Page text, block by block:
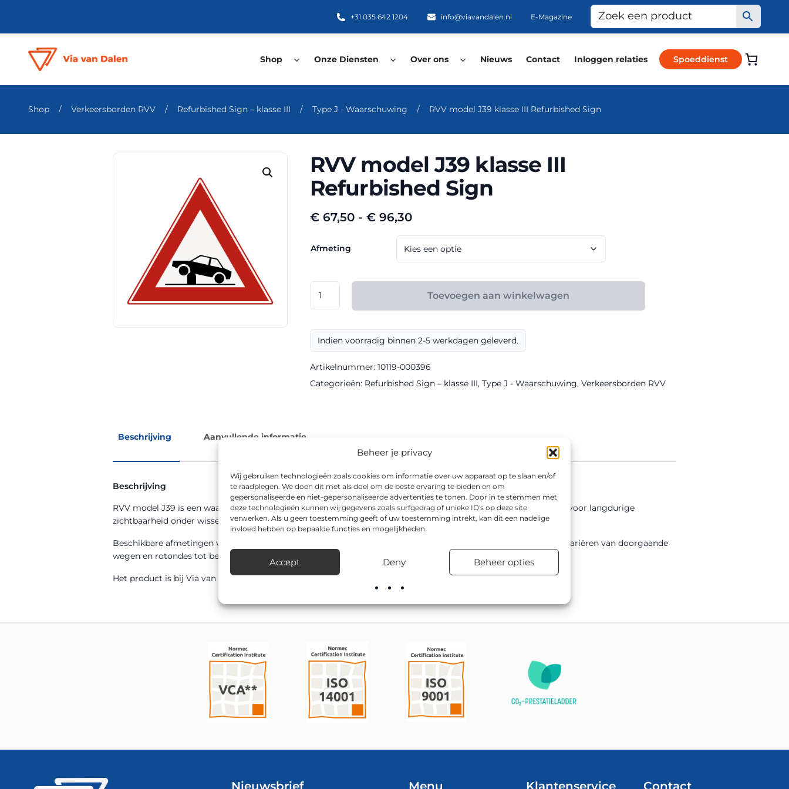
Beheer je privacy
Wij gebruiken technologieën zoals cookies om informatie over uw apparaat op te slaan en/of
te raadplegen. We doen dit met als doel om de beste ervaring te bieden en om
gepersonaliseerde en niet-gepersonaliseerde advertenties te tonen. Door in te stemmen met
deze technologieën kunnen wij gegevens zoals surfgedrag of unieke ID's op deze site
verwerken. Als u geen toestemming geeft of uw toestemming intrekt, kan dit een nadelige
invloed hebben op bepaalde functies en mogelijkheden.
Accept Deny Beheer opties
+31 035 642 1204 info@viavandalen.nl E-Magazine
Shop Onze Diensten Over ons Nieuws Contact Inloggen relaties Spoeddienst
Shop / Verkeersborden RVV / Refurbished Sign – klasse III / Type J - Waarschuwing / RVV model J39 klasse III Refurbished Sign
RVV model J39 klasse III
Refurbished Sign
€ 67,50 - € 96,30Prijsklasse:
€ 67,50
tot
€ 96,30
Afmeting
model
klasse
Sign
aantal
Toevoegen aan winkelwagen
Indien voorradig binnen 2-5 werkdagen geleverd.
Artikelnummer: 10119-000396
Categorieën: Refurbished Sign – klasse III, Type J - Waarschuwing, Verkeersborden RVV
Beschrijving Aanvullende informatie
Beschrijving
RVV model J39 is een waarschuwingsbord in Refurbished-uitvoering, geproduceerd met klasse III reflectiefolie voor langdurige
zichtbaarheid onder wisselende weersomstandigheden.
Beschikbare afmetingen voor dit model zijn onder andere Driehoek 900mm, Driehoek 700mm. Toepassingen variëren van doorgaande
wegen en rotondes tot bedrijventerreinen, schoolzones en woonwijken.
Het product is bij Via van Dalen uit voorraad leverbaar, inclusief advies over de juiste bevestigingsmaterialen.
Nieuwsbrief Menu Klantenservice Contact